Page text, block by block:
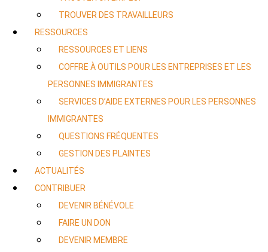
TROUVER DES TRAVAILLEURS
RESSOURCES
RESSOURCES ET LIENS
COFFRE À OUTILS POUR LES ENTREPRISES ET LES
PERSONNES IMMIGRANTES
SERVICES D’AIDE EXTERNES POUR LES PERSONNES
IMMIGRANTES
QUESTIONS FRÉQUENTES
GESTION DES PLAINTES
ACTUALITÉS
CONTRIBUER
DEVENIR BÉNÉVOLE
FAIRE UN DON
DEVENIR MEMBRE